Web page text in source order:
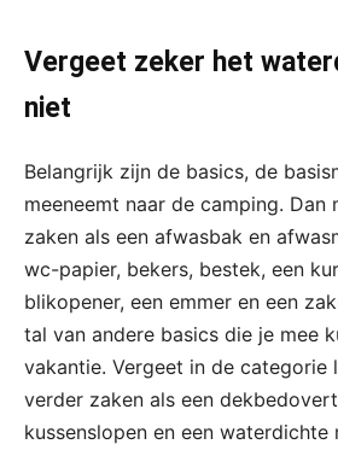
Vergeet zeker het
niet
Belangrijk zijn de basics, de
meeneemt naar de camping. Dan
zaken als een afwasbak en
wc-papier, bekers, bestek, een
blikopener, een emmer en een
tal van andere basics die je mee
vakantie. Vergeet in de categorie
verder zaken als een
kussenslopen en een waterdichte